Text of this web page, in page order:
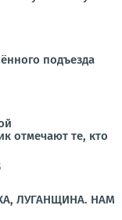
подъезда
отмечают те, кто
ЛУГАНЩИНА. НАМ